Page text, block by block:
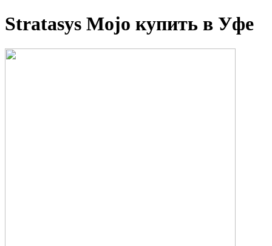
Stratasys Mojo купить в Уфе